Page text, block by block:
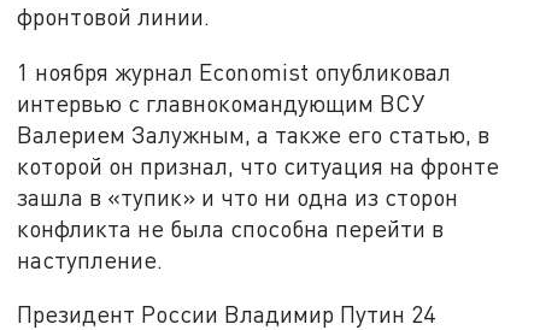
фронтовой линии.
1 ноября журнал Economist опубликовал
интервью с главнокомандующим ВСУ
Валерием Залужным, а также его статью, в
которой он признал, что ситуация на фронте
зашла в «тупик» и что ни одна из сторон
конфликта не была способна перейти в
наступление.
Президент России Владимир Путин 24